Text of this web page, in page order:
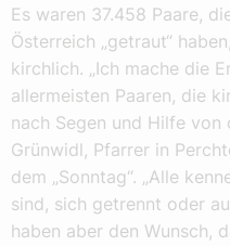
Es waren 37.458 Paare,
Österreich „getraut“
kirchlich. „Ich mache die
allermeisten Paaren, die
nach Segen und Hilfe von
Grünwidl, Pfarrer in
dem „Sonntag“. „Alle
sind, sich getrennt oder
haben aber den Wunsch,